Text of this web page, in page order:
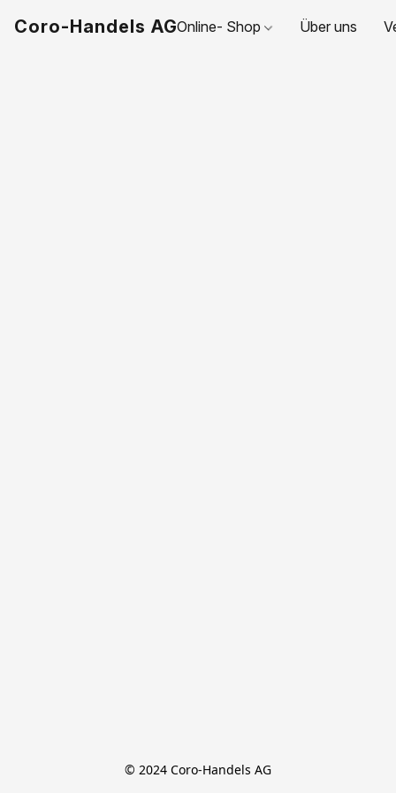
Coro-Handels AGOnline- Shop Über uns
© 2024 Coro-Handels AG